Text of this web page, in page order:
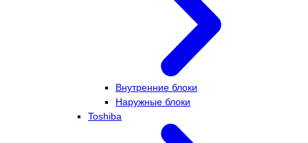
Внутренние блоки
Наружные блоки
Toshiba